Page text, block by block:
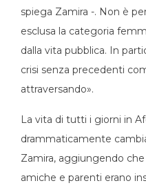
spiega Zamira -. Non è
esclusa la categoria
dalla vita pubblica. In
crisi senza precedenti
attraversando».
La vita di tutti i giorni in
drammaticamente
Zamira, aggiungendo
amiche e parenti erano